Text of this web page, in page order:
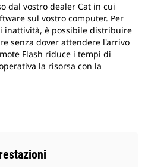
dal vostro dealer Cat in cui
sul vostro computer. Per
inattività, è possibile distribuire
senza dover attendere l'arrivo
Flash riduce i tempi di
la risorsa con la